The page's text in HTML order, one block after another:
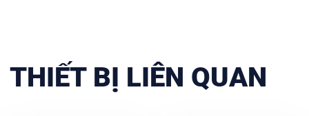
THIẾT BỊ LIÊN QUAN